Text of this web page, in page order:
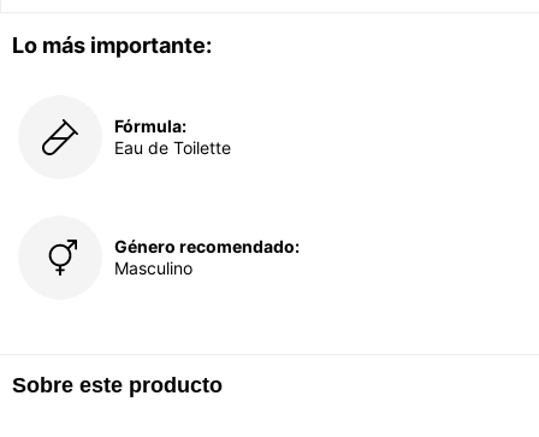
Lo más importante:
Fórmula:
Eau de Toilette
Género recomendado:
Masculino
Sobre este producto